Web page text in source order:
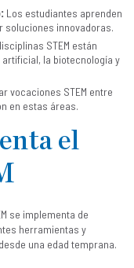
Los estudiantes aprenden
soluciones innovadoras.
STEM están
la biotecnología y
vocaciones STEM entre
en estas áreas.
el
se implementa de
herramientas y
una edad temprana.